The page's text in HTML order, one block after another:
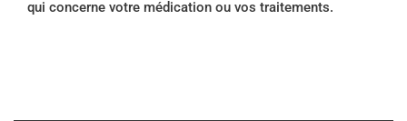
qui concerne votre médication ou vos traitements.